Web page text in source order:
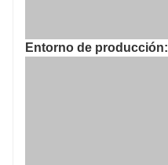
Entorno de producción: